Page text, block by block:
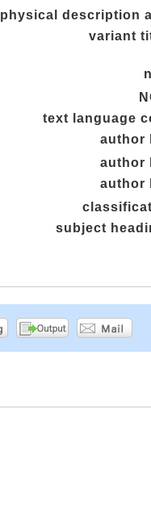
physical description
variant
text language
author
author
author
subject